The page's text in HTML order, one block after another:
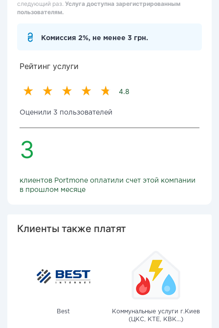
следующий раз. Услуга доступна зарегистрированным
пользователям.
Комиссия 2%, не менее 3 грн.
Рейтинг услуги
4.8
Оценили 3 пользователей
3
клиентов Portmone оплатили счет этой компании
в прошлом месяце
Клиенты также платят
Best
Коммунальные услуги г.Киев
(ЦКС, КТЕ, КВК...)